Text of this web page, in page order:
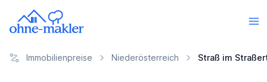
Immobilienpreise Niederösterreich Straß im